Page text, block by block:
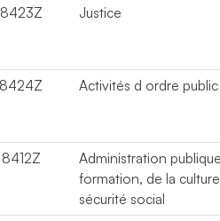
8423Z Justice
8424Z Activités d ordre
8412Z
Administration
formation, de la
sécurité social